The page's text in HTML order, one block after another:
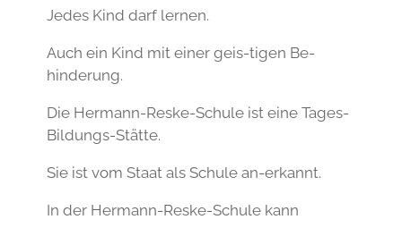
Jedes Kind darf lernen.
Auch ein Kind mit einer geis-tigen Be-
hinderung.
Die Hermann-Reske-Schule ist eine Tages-
Bildungs-Stätte.
Sie ist vom Staat als Schule an-erkannt.
In der Hermann-Reske-Schule kann